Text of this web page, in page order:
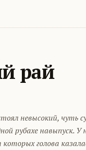
рай
невысокий, чуть
рубахе навыпуск. У
голова